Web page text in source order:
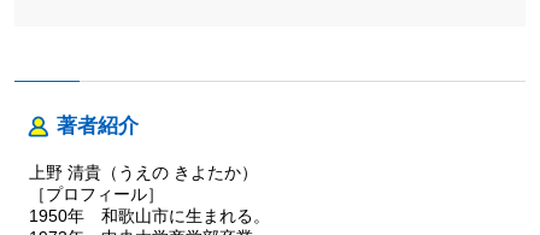
著者紹介
上野 清貴（うえの きよたか）
［プロフィール］
1950年 和歌山市に生まれる。